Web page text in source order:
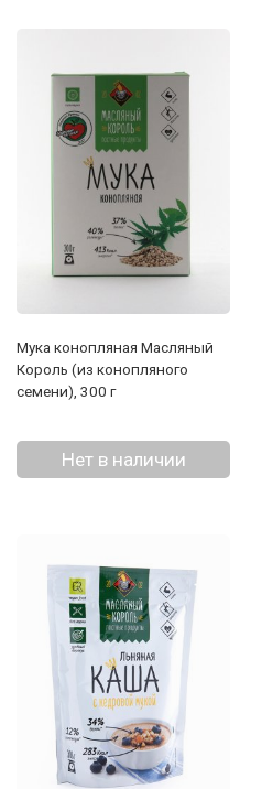
Мука конопляная Масляный
Король (из конопляного
семени), 300 г
Нет в наличии